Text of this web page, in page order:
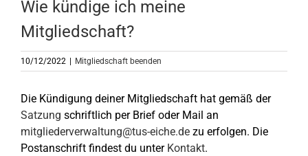
SPORTSUCHE
NEWS
KONTAKT
SHOP
Wie kündige ich meine
Mitgliedschaft?
10/12/2022 Mitgliedschaft beenden
Die Kündigung deiner Mitgliedschaft hat gemäß der
Satzung schriftlich per Brief oder Mail an
mitgliederverwaltung@tus-eiche.de zu erfolgen. Die
Postanschrift findest du unter Kontakt.